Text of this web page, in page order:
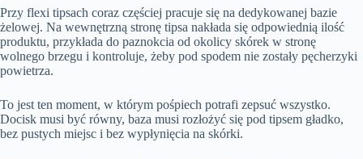
Przy flexi tipsach coraz częściej pracuje się na dedykowanej bazie
żelowej. Na wewnętrzną stronę tipsa nakłada się odpowiednią ilość
produktu, przykłada do paznokcia od okolicy skórek w stronę
wolnego brzegu i kontroluje, żeby pod spodem nie zostały pęcherzyki
powietrza.
To jest ten moment, w którym pośpiech potrafi zepsuć wszystko.
Docisk musi być równy, baza musi rozłożyć się pod tipsem gładko,
bez pustych miejsc i bez wypłynięcia na skórki.